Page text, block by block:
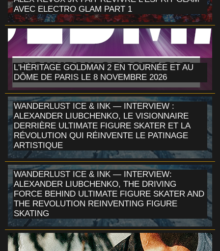
AVEC ELECTRO GLAM PART 1
L'HÉRITAGE GOLDMAN 2 EN TOURNÉE ET AU
DÔME DE PARIS LE 8 NOVEMBRE 2026
WANDERLUST ICE & INK — INTERVIEW :
ALEXANDER LIUBCHENKO, LE VISIONNAIRE
DERRIÈRE ULTIMATE FIGURE SKATER ET LA
RÉVOLUTION QUI RÉINVENTE LE PATINAGE
ARTISTIQUE
WANDERLUST ICE & INK — INTERVIEW:
ALEXANDER LIUBCHENKO, THE DRIVING
FORCE BEHIND ULTIMATE FIGURE SKATER AND
THE REVOLUTION REINVENTING FIGURE
SKATING